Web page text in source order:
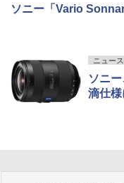
ソニー「Vario
ニュース
ソニ
滴仕